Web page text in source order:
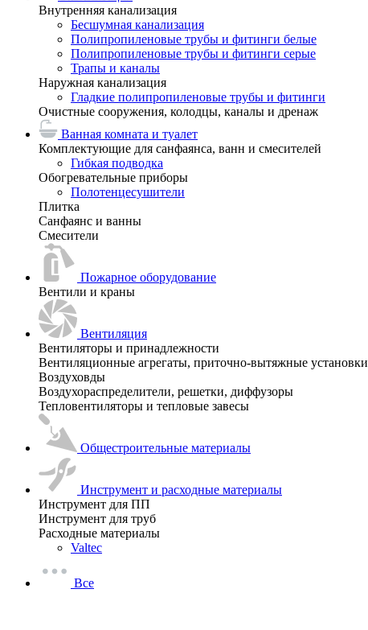
Внутренняя канализация
Бесшумная канализация
Полипропиленовые трубы и фитинги белые
Полипропиленовые трубы и фитинги серые
Трапы и каналы
Наружная канализация
Гладкие полипропиленовые трубы и фитинги
Очистные сооружения, колодцы, каналы и дренаж
Ванная комната и туалет
Комплектующие для санфаянса, ванн и смесителей
Гибкая подводка
Обогревательные приборы
Полотенцесушители
Плитка
Санфаянс и ванны
Смесители
Пожарное оборудование
Вентили и краны
Вентиляция
Вентиляторы и принадлежности
Вентиляционные агрегаты, приточно-вытяжные установки
Воздуховды
Воздухораспределители, решетки, диффузоры
Тепловентиляторы и тепловые завесы
Общестроительные материалы
Инструмент и расходные материалы
Инструмент для ПП
Инструмент для труб
Расходные материалы
Valtec
Все